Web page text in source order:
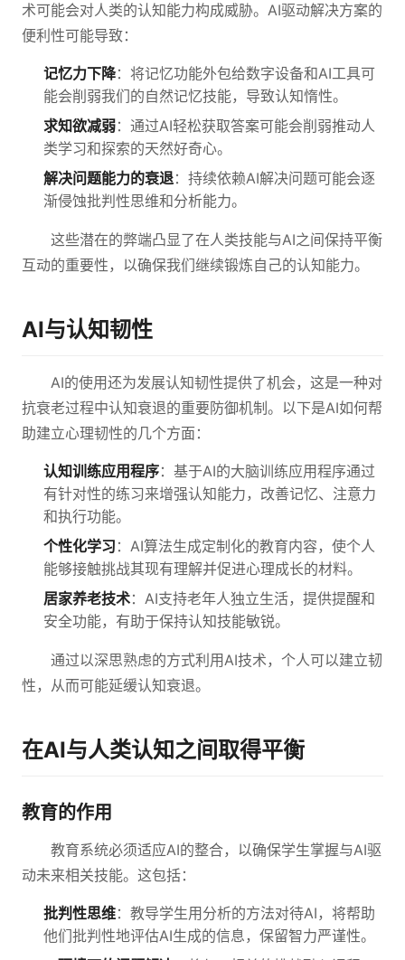
术可能会对人类的认知能力构成威胁。AI驱动解决方案的
便利性可能导致：
记忆力下降：将记忆功能外包给数字设备和AI工具可
能会削弱我们的自然记忆技能，导致认知惰性。
求知欲减弱：通过AI轻松获取答案可能会削弱推动人
类学习和探索的天然好奇心。
解决问题能力的衰退：持续依赖AI解决问题可能会逐
渐侵蚀批判性思维和分析能力。
这些潜在的弊端凸显了在人类技能与AI之间保持平衡
互动的重要性，以确保我们继续锻炼自己的认知能力。
AI与认知韧性
AI的使用还为发展认知韧性提供了机会，这是一种对
抗衰老过程中认知衰退的重要防御机制。以下是AI如何帮
助建立心理韧性的几个方面：
认知训练应用程序：基于AI的大脑训练应用程序通过
有针对性的练习来增强认知能力，改善记忆、注意力
和执行功能。
个性化学习 ：AI算法生成定制化的教育内容，使个人
能够接触挑战其现有理解并促进心理成长的材料。
居家养老技术：AI支持老年人独立生活，提供提醒和
安全功能，有助于保持认知技能敏锐。
通过以深思熟虑的方式利用AI技术，个人可以建立韧
性，从而可能延缓认知衰退。
在AI与人类认知之间取得平衡
教育的作用
教育系统必须适应AI的整合，以确保学生掌握与AI驱
动未来相关技能。这包括：
批判性思维：教导学生用分析的方法对待AI，将帮助
他们批判性地评估AI生成的信息，保留智力严谨性。